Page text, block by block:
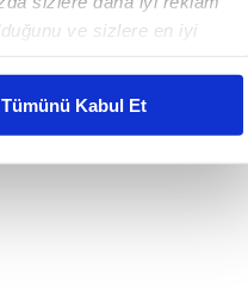
ve sizlere en iyi
kullanılmaktadır. Bu
sunulması
ve sizlere yönelik
Tümünü Kabul Et